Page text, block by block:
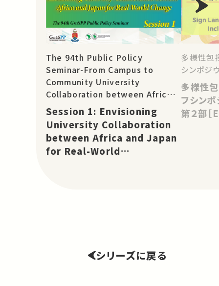
The 94th Public Policy
Seminar-From Campus to
Community University
Collaboration between Africa
and Asia for Real-World
Change: TICAD 9 Partnership
Project
Session 1: Envisioning
University Collaboration
between Africa and Japan
for Real-World
多様性包
シンポジ
多様性
フシンポ
第２部［
シリーズに戻る